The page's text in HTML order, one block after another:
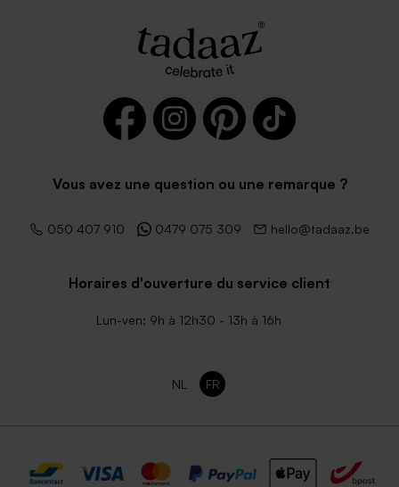
Vous avez une question ou une remarque ?
050 407 910 0479 075 309 hello@tadaaz.be
Horaires d'ouverture du service client
Lun-ven: 9h à 12h30 - 13h à 16h
NL FR